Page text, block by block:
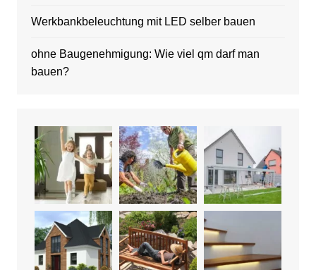
Werkbankbeleuchtung mit LED selber bauen
ohne Baugenehmigung: Wie viel qm darf man
bauen?